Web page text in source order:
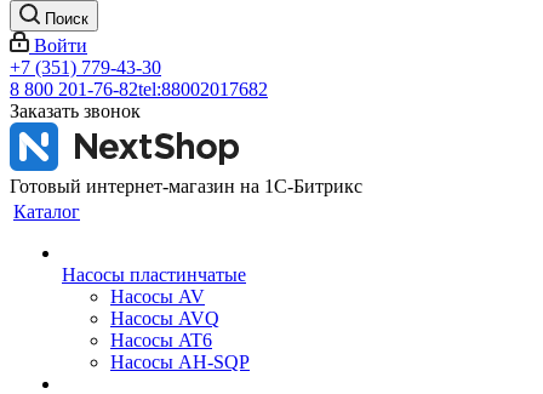
Поиск
Войти
+7 (351) 779-43-30
8 800 201-76-82tel:88002017682
Заказать звонок
Готовый интернет-магазин на 1С-Битрикс
Каталог
Насосы пластинчатые
Насосы AV
Насосы AVQ
Насосы AT6
Насосы AH-SQP